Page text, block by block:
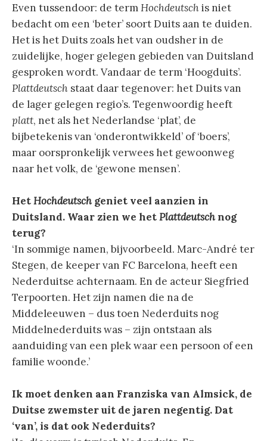
Even tussendoor: de termHochdeutschis niet
bedacht om een ‘beter’ soort Duits aan te duiden.
Het is het Duits zoals het van oudsher in de
zuidelijke, hoger gelegen gebieden van Duitsland
gesproken wordt. Vandaar de term ‘Hoogduits’.
Plattdeutsch staat daar tegenover: het Duits van
de lager gelegen regio’s. Tegenwoordig heeft
platt, net als het Nederlandse ‘plat’, de
bijbetekenis van ‘onderontwikkeld’ of ‘boers’,
maar oorspronkelijk verwees het gewoonweg
naar het volk, de ‘gewone mensen’.
HetHochdeutsch geniet veel aanzien in
Duitsland. Waar zien we hetPlattdeutschnog
terug?
‘In sommige namen, bijvoorbeeld. Marc-André ter
Stegen, de keeper van FC Barcelona, heeft een
Nederduitse achternaam. En de acteur Siegfried
Terpoorten. Het zijn namen die na de
Middeleeuwen – dus toen Nederduits nog
Middelnederduits was – zijn ontstaan als
aanduiding van een plek waar een persoon of een
familie woonde.’
Ik moet denken aan Franziska van Almsick, de
Duitse zwemster uit de jaren negentig. Dat
‘van’, is dat ook Nederduits?